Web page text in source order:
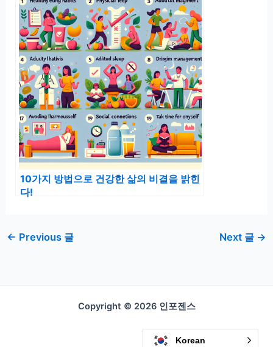
10가지 방법으로 건강한 삶의 비결을 밝힌
다!
← Previous 글 Next 글 →
Copyright © 2026 인포젠스
Korean